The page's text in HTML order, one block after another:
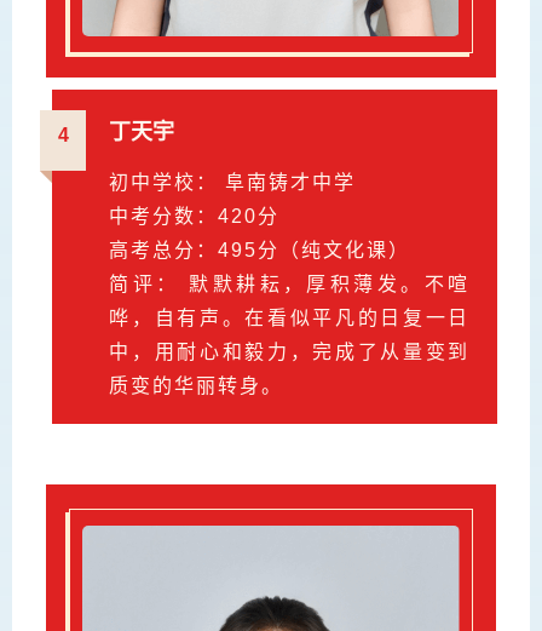
4 丁天宇
初中学校： 阜南铸才中学
中考分数：420分
高考总分：495分（纯文化课）
简评： 默默耕耘，厚积薄发。不喧
哗，自有声。在看似平凡的日复一日
中，用耐心和毅力，完成了从量变到
质变的华丽转身。